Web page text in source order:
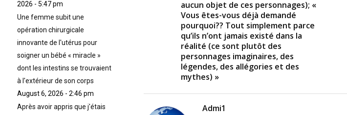
aucun objet de ces personnages); «
Vous êtes-vous déjà demandé
pourquoi?? Tout simplement parce
qu’ils n’ont jamais existé dans la
réalité (ce sont plutôt des
personnages imaginaires, des
légendes, des allégories et des
mythes) »
Admi1
2026 - 5:47 pm
Une femme subit une
opération chirurgicale
innovante de l'utérus pour
soigner un bébé « miracle »
dont les intestins se trouvaient
à l'extérieur de son corps
August 6, 2026 - 2:46 pm
Après avoir appris que j'étais